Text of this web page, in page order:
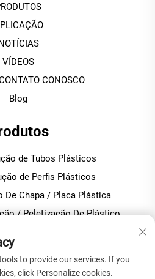
VÍDEOS
CONOSCO
Blog
de Tubos Plásticos
de Perfis Plásticos
De Chapa / Placa Plástica
/ Peletização De Plástico
A EMPRESA
to provide our services. If you
click Personalize cookies.